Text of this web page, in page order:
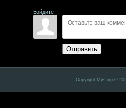
Войдите:
Отправить
Copyright MyCorp ©